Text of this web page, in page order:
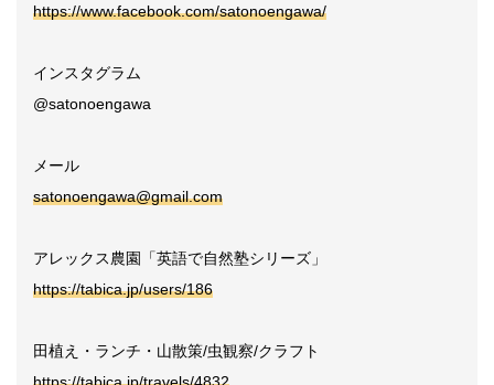
https://www.facebook.com/satonoengawa/
インスタグラム
@satonoengawa
メール
satonoengawa@gmail.com
アレックス農園「英語で自然塾シリーズ」
https://tabica.jp/users/186
田植え・ランチ・山散策/虫観察/クラフト